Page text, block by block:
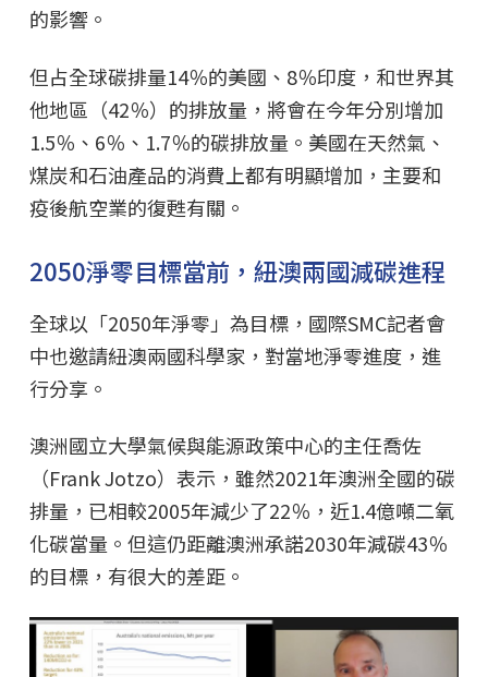
的影響。
但占全球碳排量14％的美國、8％印度，和世界其
他地區（42％）的排放量，將會在今年分別增加
1.5％、6％、1.7％的碳排放量。美國在天然氣、
煤炭和石油產品的消費上都有明顯增加，主要和
疫後航空業的復甦有關。
2050淨零目標當前，紐澳兩國減碳進程
全球以「2050年淨零」為目標，國際SMC記者會
中也邀請紐澳兩國科學家，對當地淨零進度，進
行分享。
澳洲國立大學氣候與能源政策中心的主任喬佐
（Frank Jotzo）表示，雖然2021年澳洲全國的碳
排量，已相較2005年減少了22％，近1.4億噸二氧
化碳當量。但這仍距離澳洲承諾2030年減碳43％
的目標，有很大的差距。